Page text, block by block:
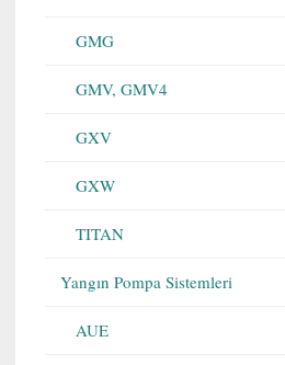
GMG
GMV, GMV4
GXV
GXW
TITAN
Yangın Pompa Sistemleri
AUE